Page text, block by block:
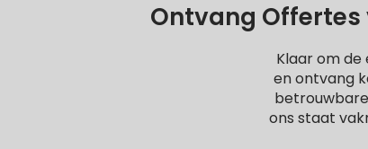
Ontvang Offertes
Klaar om
en ontvang
ons staat